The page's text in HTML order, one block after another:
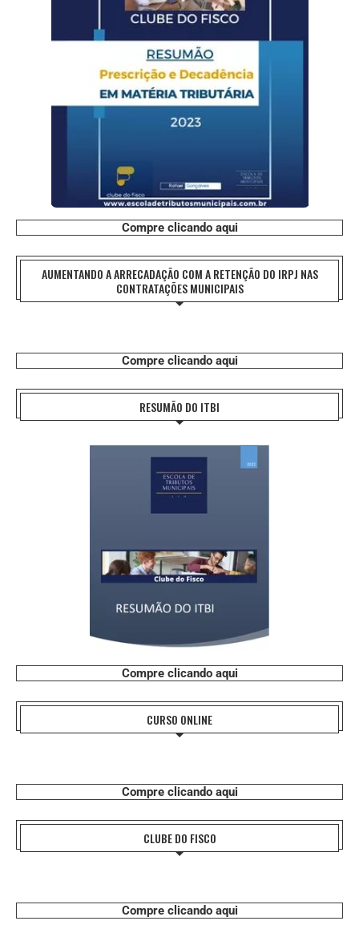
Compre clicando aqui
AUMENTANDO A ARRECADAÇÃO COM A RETENÇÃO DO IRPJ NAS
CONTRATAÇÕES MUNICIPAIS
Compre clicando aqui
RESUMÃO DO ITBI
Compre clicando aqui
CURSO ONLINE
Compre clicando aqui
CLUBE DO FISCO
Compre clicando aqui